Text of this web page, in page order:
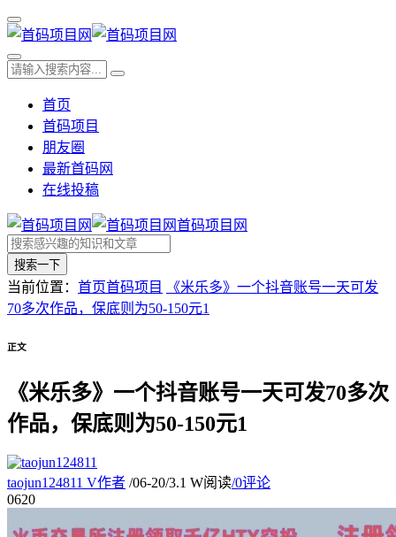
首页
首码项目
朋友圈
最新首码网
在线投稿
首码项目网
搜索一下
当前位置： 首页首码项目
《米乐多》一个抖音账号一天可发
70多次作品，保底则为50-150元1
正文
《米乐多》一个抖音账号一天可发70多次
作品，保底则为50-150元1
taojun124811 V作者 /06-20/3.1 W阅读/0评论
0620